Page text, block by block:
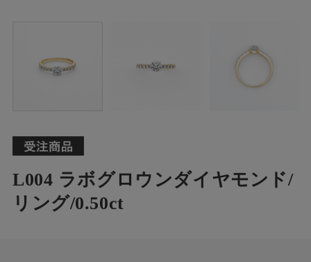
L004 ラボグロウンダイヤモンド/
リング/0.50ct